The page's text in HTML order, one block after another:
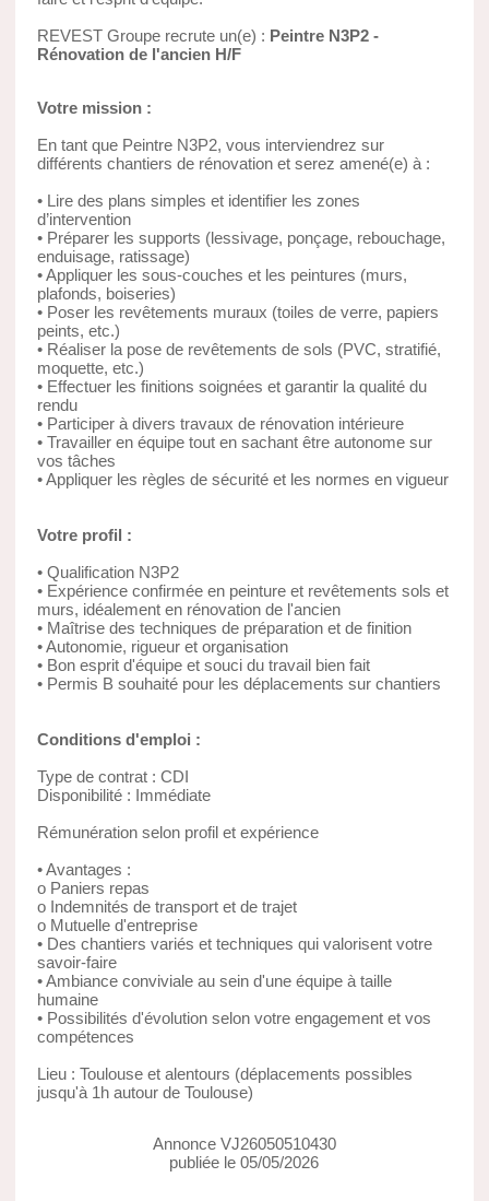
REVEST Groupe recrute un(e) : Peintre N3P2 -
Rénovation de l'ancien H/F
Votre mission :
En tant que Peintre N3P2, vous interviendrez sur
différents chantiers de rénovation et serez amené(e) à :
• Lire des plans simples et identifier les zones
d’intervention
• Préparer les supports (lessivage, ponçage, rebouchage,
enduisage, ratissage)
• Appliquer les sous-couches et les peintures (murs,
plafonds, boiseries)
• Poser les revêtements muraux (toiles de verre, papiers
peints, etc.)
• Réaliser la pose de revêtements de sols (PVC, stratifié,
moquette, etc.)
• Effectuer les finitions soignées et garantir la qualité du
rendu
• Participer à divers travaux de rénovation intérieure
• Travailler en équipe tout en sachant être autonome sur
vos tâches
• Appliquer les règles de sécurité et les normes en vigueur
Votre profil :
• Qualification N3P2
• Expérience confirmée en peinture et revêtements sols et
murs, idéalement en rénovation de l'ancien
• Maîtrise des techniques de préparation et de finition
• Autonomie, rigueur et organisation
• Bon esprit d'équipe et souci du travail bien fait
• Permis B souhaité pour les déplacements sur chantiers
Conditions d'emploi :
Type de contrat : CDI
Disponibilité : Immédiate
Rémunération selon profil et expérience
• Avantages :
o Paniers repas
o Indemnités de transport et de trajet
o Mutuelle d'entreprise
• Des chantiers variés et techniques qui valorisent votre
savoir-faire
• Ambiance conviviale au sein d'une équipe à taille
humaine
• Possibilités d'évolution selon votre engagement et vos
compétences
Lieu : Toulouse et alentours (déplacements possibles
jusqu'à 1h autour de Toulouse)
Annonce VJ26050510430
publiée le 05/05/2026